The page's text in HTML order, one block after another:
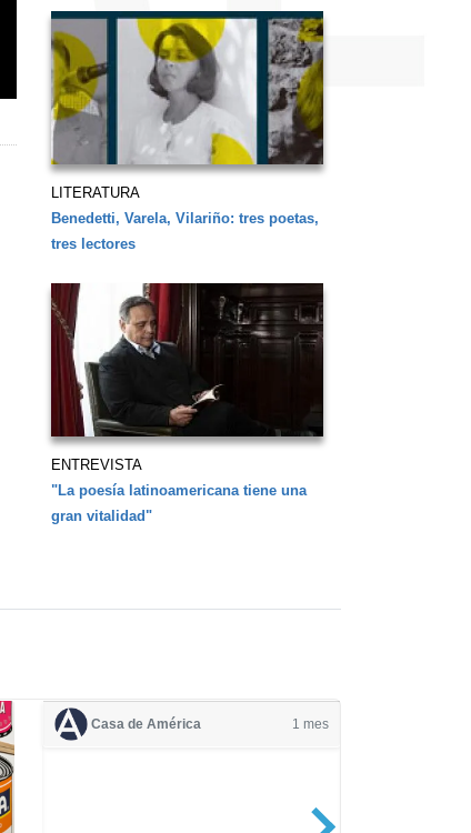
LITERATURA
Benedetti, Varela, Vilariño: tres poetas,
tres lectores
ENTREVISTA
"La poesía latinoamericana tiene una
gran vitalidad"
Casa de América 1 mes